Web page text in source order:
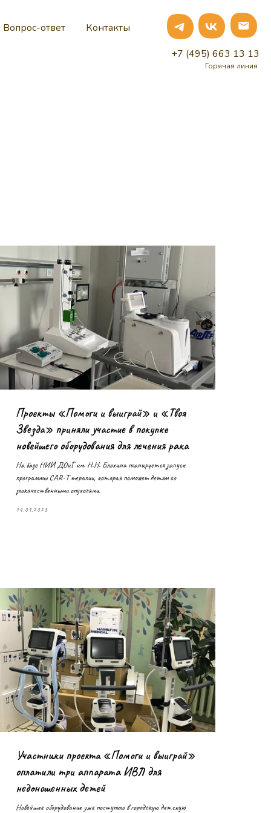
+7 (495) 663 13 13
Горячая линия
Вопрос-ответ Контакты
Проекты «Помоги и выиграй» и «Твоя
Звезда» приняли участие в покупке
новейшего оборудования для лечения рака
На базе НИИ ДОиГ им. Н.Н. Блохина планируется запуск
программы CAR-T терапии, которая поможет детям со
злокачественными опухолями
14.09.2023
Участники проекта «Помоги и выиграй»
оплатили три аппарата ИВЛ для
недоношенных детей
Новейшее оборудование уже поступило в городскую детскую